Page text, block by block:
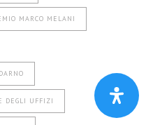
MARCO MELANI
DEGLI UFFIZI